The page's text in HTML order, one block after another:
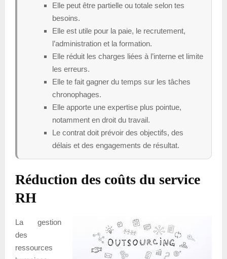
Elle peut être partielle ou totale selon tes
besoins.
Elle est utile pour la paie, le recrutement,
l’administration et la formation.
Elle réduit les charges liées à l’interne et limite
les erreurs.
Elle te fait gagner du temps sur les tâches
chronophages.
Elle apporte une expertise plus pointue,
notamment en droit du travail.
Le contrat doit prévoir des objectifs, des
délais et des engagements de résultat.
Réduction des coûts du service
RH
La gestion
des
ressources